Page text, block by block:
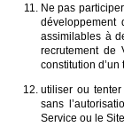
Ne pas
assimilables à
recrutement de
constitution
utiliser ou
sans
Service ou le Site.